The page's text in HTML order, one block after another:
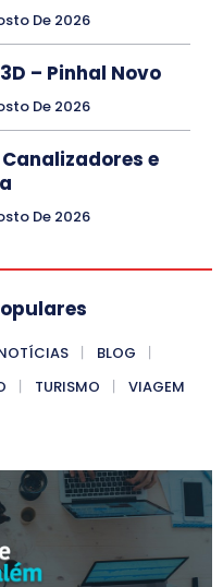
De 2026
– Pinhal Novo
De 2026
e
De 2026
BLOG
TURISMO VIAGEM